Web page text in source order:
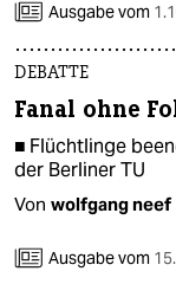
Ausgabe vom
DEBATTE
Fanal ohne
■ Flüchtlinge
der Berliner TU
Von wolfgang neef
Ausgabe vom